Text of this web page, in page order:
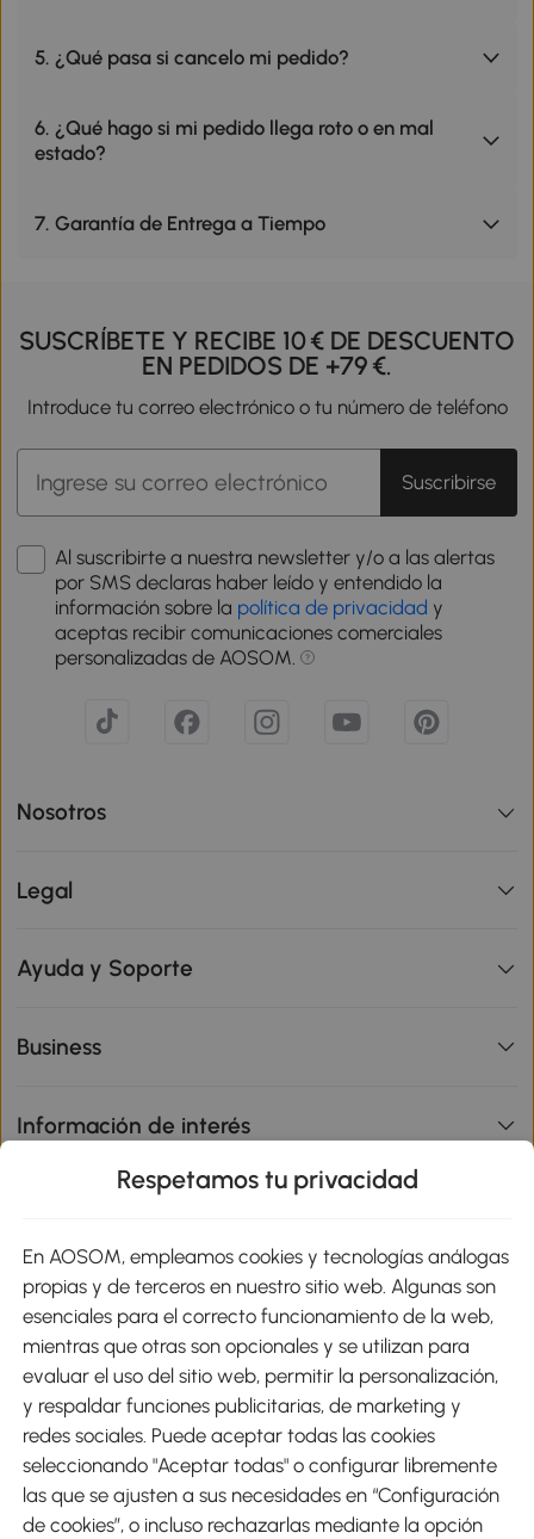
5. ¿Qué pasa si cancelo mi pedido?
6. ¿Qué hago si mi pedido llega roto o en mal
estado?
7. Garantía de Entrega a Tiempo
SUSCRÍBETE Y RECIBE 10 € DE DESCUENTO
EN PEDIDOS DE +79 €.
Introduce tu correo electrónico o tu número de teléfono
Suscribirse
Al suscribirte a nuestra newsletter y/o a las alertas
por SMS declaras haber leído y entendido la
información sobre la política de privacidad y
aceptas recibir comunicaciones comerciales
personalizadas de AOSOM.
Nosotros
Legal
Ayuda y Soporte
Business
Información de interés
Métodos de Pago
Envíos
Respetamos tu privacidad
En AOSOM, empleamos cookies y tecnologías análogas
propias y de terceros en nuestro sitio web. Algunas son
esenciales para el correcto funcionamiento de la web,
mientras que otras son opcionales y se utilizan para
evaluar el uso del sitio web, permitir la personalización,
y respaldar funciones publicitarias, de marketing y
redes sociales. Puede aceptar todas las cookies
seleccionando "Aceptar todas" o configurar libremente
las que se ajusten a sus necesidades en “Configuración
de cookies”, o incluso rechazarlas mediante la opción